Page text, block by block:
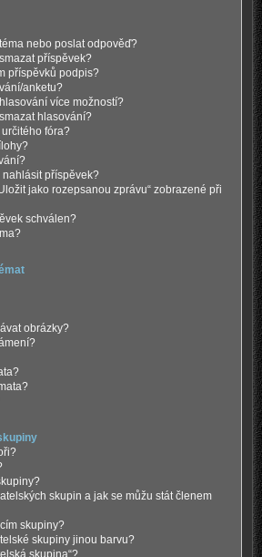
nebo poslat odpověď?
příspěvek?
příspěvků podpis?
anketu?
více možností?
hlasování?
fóra?
příspěvek?
jako rozepsanou zprávu“ zobrazené při
schválen?
obrázky?
skupin a jak se můžu stát členem
skupiny?
skupiny jinou barvu?